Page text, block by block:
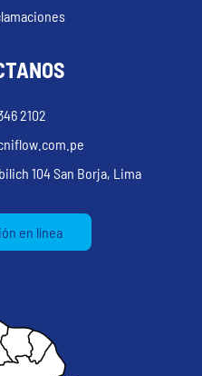
2102
104 San Borja, Lima
en línea